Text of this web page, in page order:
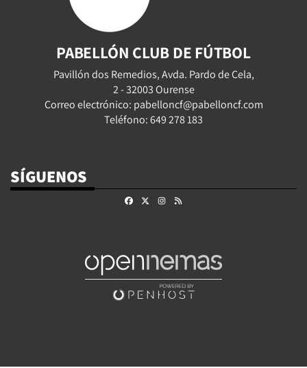
PABELLÓN CLUB DE FÚTBOL
Pavillón dos Remedios, Avda. Pardo de Cela,
2 - 32003 Ourense
Correo electrónico: pabelloncf@pabelloncf.com
Teléfono: 649 278 183
SÍGUENOS
FacebookInstagram